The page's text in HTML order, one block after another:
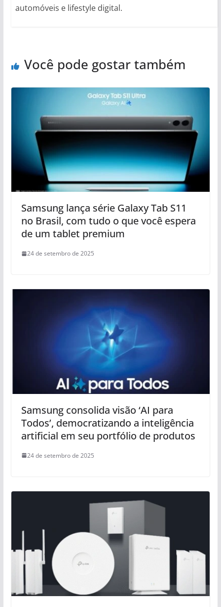
automóveis e lifestyle digital.
Você pode gostar também
Samsung lança série Galaxy Tab S11
no Brasil, com tudo o que você espera
de um tablet premium
24 de setembro de 2025
Samsung consolida visão ‘AI para
Todos’, democratizando a inteligência
artificial em seu portfólio de produtos
24 de setembro de 2025